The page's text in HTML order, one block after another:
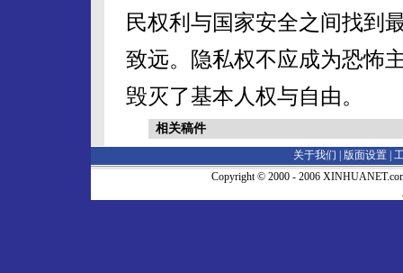
民权利与国家安全之间找到
致远。隐私权不应成为恐怖
毁灭了基本人权与自由。
相关稿件
关于我们 | 版面设置
Copyright © 2000 - 2006